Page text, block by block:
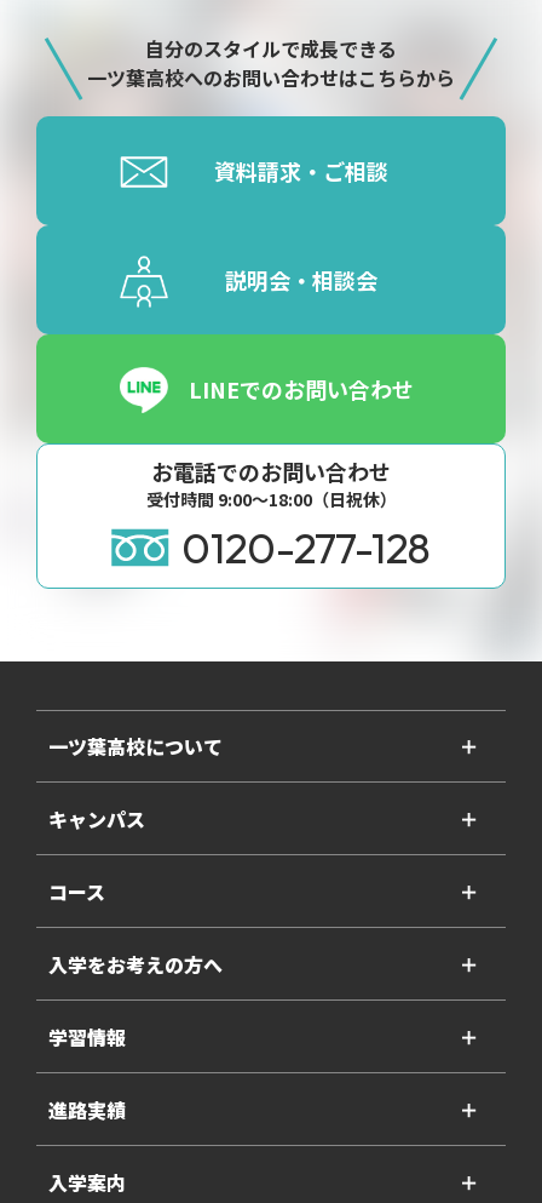
自分のスタイルで成長できる
一ツ葉高校へのお問い合わせはこちらから
資料請求・ご相談
説明会・相談会
LINEでのお問い合わせ
お電話でのお問い合わせ
受付時間 9:00〜18:00（日祝休）
0120-277-128
一ツ葉高校について ＋
キャンパス ＋
コース ＋
入学をお考えの方へ ＋
学習情報 ＋
進路実績 ＋
入学案内 ＋